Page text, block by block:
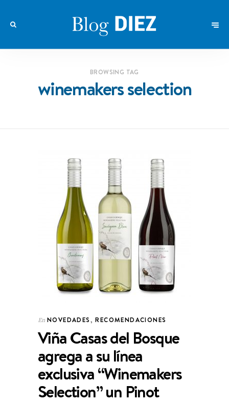
BROWSING TAG
winemakers selection
En NOVEDADES,RECOMENDACIONES
Viña Casas del Bosque
agrega a su línea
exclusiva “Winemakers
Selection” un Pinot